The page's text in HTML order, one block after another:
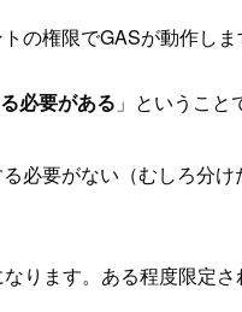
の権限でGASが動作しま
必要がある 」ということ
必要がない（むしろ分
ります。ある程度限定